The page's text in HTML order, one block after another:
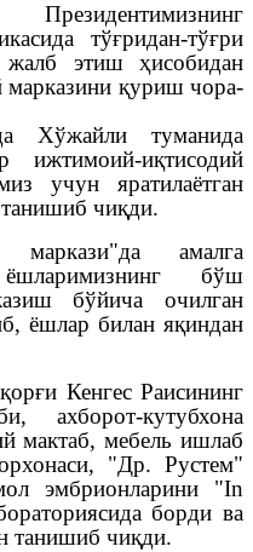
тўғридан-тўғри
жалб этиш ҳисобидан
қуриш чора-
Хўжайли туманида
ижтимоий-иқтисодий
учун яратилаётган
чиқди.
амалга
бўш
бўйича очилган
ёшлар билан яқиндан
Кенгес Раисининг
ахборот-кутубхона
мактаб, мебель ишлаб
"Др. Рустем"
эмбрионларини "In
борди ва
танишиб чиқди.